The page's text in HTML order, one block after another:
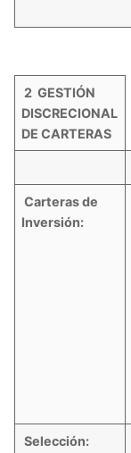
2 GESTIÓN
DISCRECIONAL
DE CARTERAS
Carteras de
Inversión:
Selección: